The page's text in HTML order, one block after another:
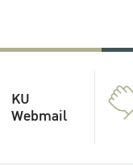
KU
Webmail